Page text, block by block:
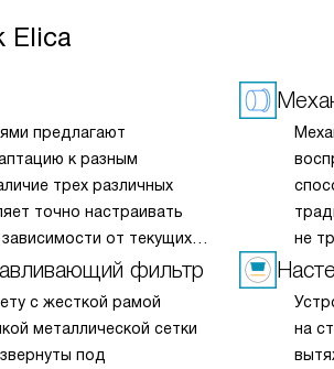
Elica
предлагают
к разным
трех различных
точно настраивать
от текущих
при медленном
фильтр
с жесткой рамой
металлической сетки
под
не
и
на